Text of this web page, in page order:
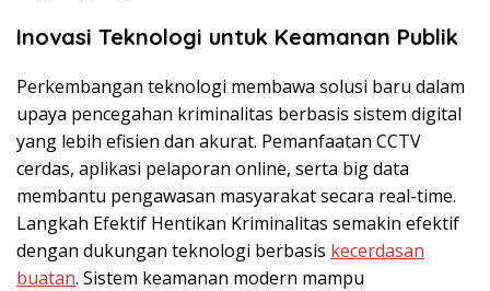
Inovasi Teknologi untuk Keamanan Publik
Perkembangan teknologi membawa solusi baru dalam
upaya pencegahan kriminalitas berbasis sistem digital
yang lebih efisien dan akurat. Pemanfaatan CCTV
cerdas, aplikasi pelaporan online, serta big data
membantu pengawasan masyarakat secara real-time.
Langkah Efektif Hentikan Kriminalitas semakin efektif
dengan dukungan teknologi berbasis kecerdasan
buatan. Sistem keamanan modern mampu